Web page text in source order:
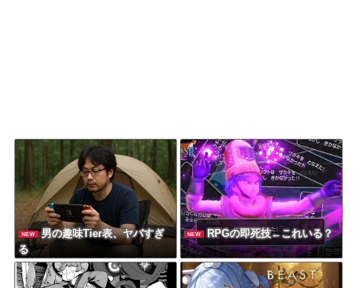
NEW
男の趣味Tier表、ヤバすぎ
る
NEW RPGの即死技←これいる？